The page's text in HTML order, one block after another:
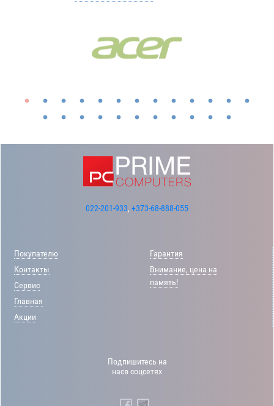
022-201-933, +373-68-888-055
Покупателю
Контакты
Сервис
Главная
Акции
Гарантия
Внимание, цена на
память!
Подпишитесь на
насв соцсетях